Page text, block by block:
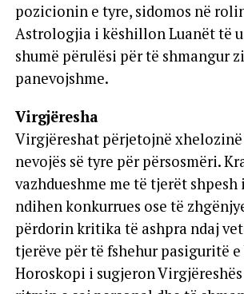
pozicionin e tyre, sidomos në
Astrologjia i këshillon Luanët të
shumë përulësi për të shmangur
panevojshme.
Virgjëresha
Virgjëreshat përjetojnë xhelozinë
nevojës së tyre për përsosmëri.
vazhdueshme me të tjerët shpesh
ndihen konkurrues ose të
përdorin kritika të ashpra ndaj
tjerëve për të fshehur pasiguritë e
Horoskopi i sugjeron